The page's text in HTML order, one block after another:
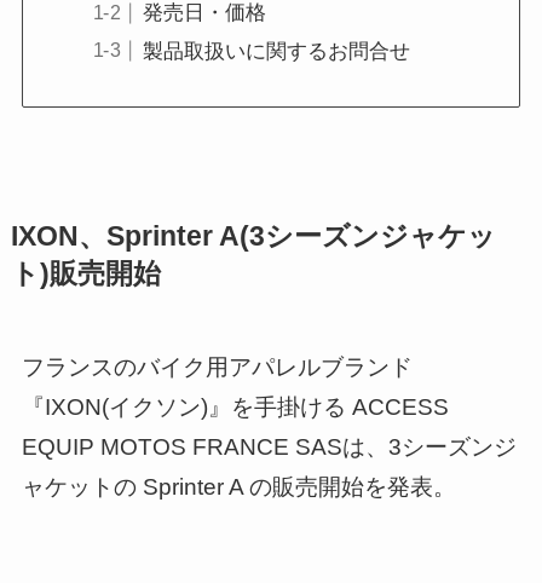
発売日・価格
製品取扱いに関するお問合せ
IXON、Sprinter A(3シーズンジャケッ
ト)販売開始
フランスのバイク用アパレルブランド
『IXON(イクソン)』を手掛ける ACCESS
EQUIP MOTOS FRANCE SASは、3シーズンジ
ャケットの Sprinter A の販売開始を発表。